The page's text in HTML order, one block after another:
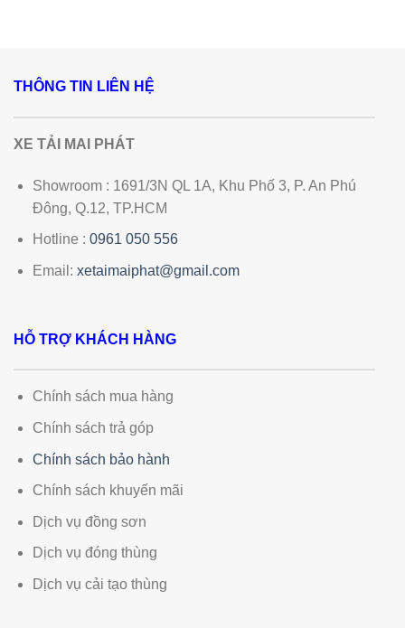
THÔNG TIN LIÊN HỆ
XE TẢI MAI PHÁT
Showroom : 1691/3N QL 1A, Khu Phố 3, P. An Phú
Đông, Q.12, TP.HCM
Hotline : 0961 050 556
Email: xetaimaiphat@gmail.com
HỖ TRỢ KHÁCH HÀNG
Chính sách mua hàng
Chính sách trả góp
Chính sách bảo hành
Chính sách khuyến mãi
Dịch vụ đồng sơn
Dịch vụ đóng thùng
Dịch vụ cải tạo thùng